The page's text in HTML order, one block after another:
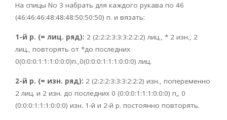
На спицы No 3 набрать для каждого рукава по 46
(46:46:46:48:48:48:50:50:50) п. и вязать:
1-й р. (= лиц. ряд): 2 (2:2:2:3:3:3:2:2:2) лиц., * 2 изн., 2
лиц., повторять от *до последних
0(0:0:0:1:1:1:0:0:0)п.,0(0:0:0:1:1:1:0:0:0) лиц.
2-й р. (= изн. ряд): 2 (2:2:2:3:3:3:2:2:2) изн., попеременно
2 лиц. и 2 изн. до последних 0 (0:0:0:1:1:1:0:0:0) п„ 0
(0:0:0:1:1:1:0:0:0) изн. 1-й и 2-й р. постоянно повторять.